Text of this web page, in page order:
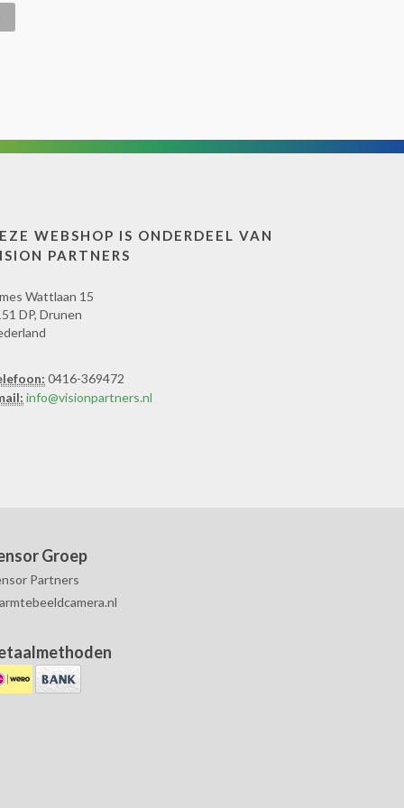
WEBSHOP IS ONDERDEEL VAN
PARTNERS
Wattlaan 15
DP, Drunen
0416-369472
info@visionpartners.nl
Groep
Partners